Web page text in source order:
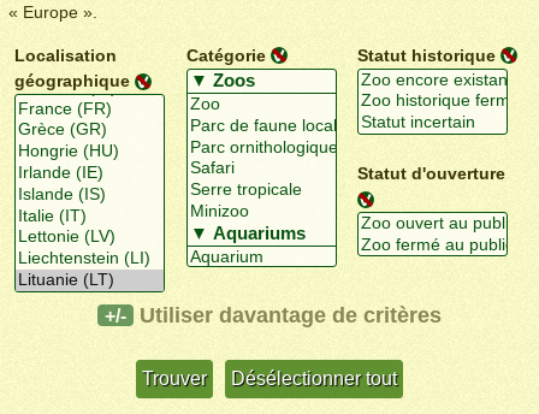
« Europe ».
Localisation
géographique
Catégorie Statut historique
Statut d'ouverture
+/- Utiliser davantage de critères